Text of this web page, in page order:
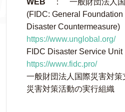
WEB ： 一般財団法人国
(FIDC: General Foundation
Disaster Countermeasure)
https://www.unglobal.org/
FIDC Disaster Service
https://www.fidc.pro/
一般財団法人国際災害対策
災害対策活動の実行組織